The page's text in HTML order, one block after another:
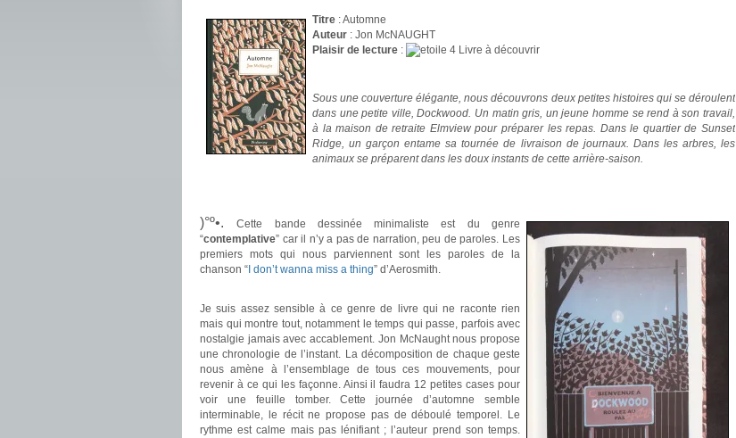
Titre : Automne
Auteur : Jon McNAUGHT
Plaisir de lecture :
Livre à découvrir
Sous une couverture élégante, nous découvrons deux petites histoires qui se déroulent
dans une petite ville, Dockwood. Un matin gris, un jeune homme se rend à son travail,
à la maison de retraite Elmview pour préparer les repas. Dans le quartier de Sunset
Ridge, un garçon entame sa tournée de livraison de journaux. Dans les arbres, les
animaux se préparent dans les doux instants de cette arrière-saison.
)°º•.Cette bande dessinée minimaliste est du genre
“contemplative” car il n’y a pas de narration, peu de paroles. Les
premiers mots qui nous parviennent sont les paroles de la
chanson “ I don’t wanna miss a thing” d’Aerosmith.
Je suis assez sensible à ce genre de livre qui ne raconte rien
mais qui montre tout, notamment le temps qui passe, parfois avec
nostalgie jamais avec accablement. Jon McNaught nous propose
une chronologie de l’instant. La décomposition de chaque geste
nous amène à l’ensemblage de tous ces mouvements, pour
revenir à ce qui les façonne. Ainsi il faudra 12 petites cases pour
voir une feuille tomber. Cette journée d’automne semble
interminable, le récit ne propose pas de déboulé temporel. Le
rythme est calme mais pas lénifiant ; l’auteur prend son temps.